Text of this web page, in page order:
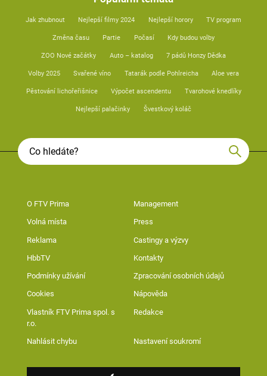
Jak zhubnout Nejlepší filmy 2024 Nejlepší horory TV program
Změna času Partie Počasí Kdy budou volby
ZOO Nové začátky Auto – katalog 7 pádů Honzy Dědka
Volby 2025 Svařené víno Tatarák podle Pohlreicha Aloe vera
Pěstování lichořeřišnice Výpočet ascendentu Tvarohové knedlíky
Nejlepší palačinky Švestkový koláč
O FTV Prima Management
Volná místa Press
Reklama Castingy a výzvy
HbbTV Kontakty
Podmínky užívání Zpracování osobních údajů
Cookies Nápověda
Vlastník FTV Prima spol. s
r.o.
Redakce
Nahlásit chybu Nastavení soukromí